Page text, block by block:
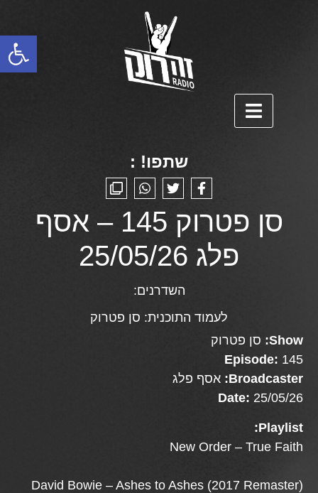
פתח סרגל נגישות
שתפו! :
סן פטרוק 145 – אסף
פלג 25/05/26
השדרנים:
לעמוד התוכנית: סן פטרוק
Show: סן פטרוק
Episode: 145
Broadcaster: אסף פלג
Date: 25/05/26
Playlist:
New Order – True Faith
David Bowie – Ashes to Ashes (2017 Remaster)